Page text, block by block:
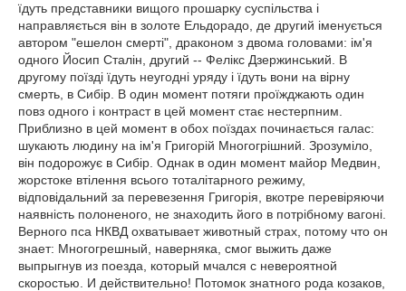
їдуть представники вищого прошарку суспільства і
направляється він в золоте Ельдорадо, де другий іменується
автором "ешелон смерті", драконом з двома головами: ім'я
одного Йосип Сталін, другий -- Фелікс Дзержинський. В
другому поїзді їдуть неугодні уряду і їдуть вони на вірну
смерть, в Сибір. В один момент потяги проїжджають один
повз одного і контраст в цей момент стає нестерпним.
Приблизно в цей момент в обох поїздах починається галас:
шукають людину на ім'я Григорій Многогрішний. Зрозуміло,
він подорожує в Сибір. Однак в один момент майор Медвин,
жорстоке втілення всього тоталітарного режиму,
відповідальний за перевезення Григорія, вкотре перевіряючи
наявність полоненого, не знаходить його в потрібному вагоні.
Верного пса НКВД охватывает животный страх, потому что он
знает: Многогрешный, наверняка, смог выжить даже
выпрыгнув из поезда, который мчался с невероятной
скоростью. И действительно! Потомок знатного рода козаков,